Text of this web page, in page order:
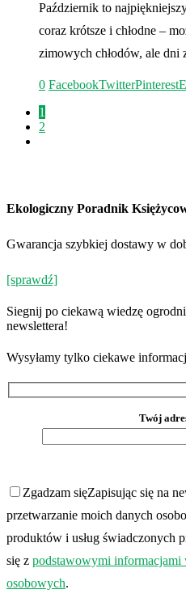
Październik to
coraz krótsze i chłodne –
zimowych chłodów, ale
0 FacebookTwitterPinterest
1
2
Ekologiczny Poradnik
Gwarancja szybkiej dostawy w
[sprawdź]
Siegnij po ciekawą wiedzę
newslettera!
Wysyłamy tylko ciekawe
Twój
Zgadzam sięZapisując się na
przetwarzanie moich danych
produktów i usług świadczonych
się z podstawowymi informacjami
osobowych.